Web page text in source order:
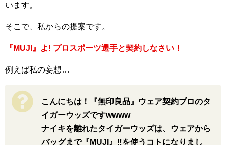
います。
そこで、私からの提案です。
『MUJI』よ! プロスポーツ選手と契約しなさい！
例えば私の妄想…
こんにちは！『無印良品』ウェア契約プロのタ
イガーウッズですwwww
ナイキを離れたタイガーウッズは、ウェアから
バッグまで『MUJI』‼︎を使うコトになりまし